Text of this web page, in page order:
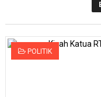
POLITIK